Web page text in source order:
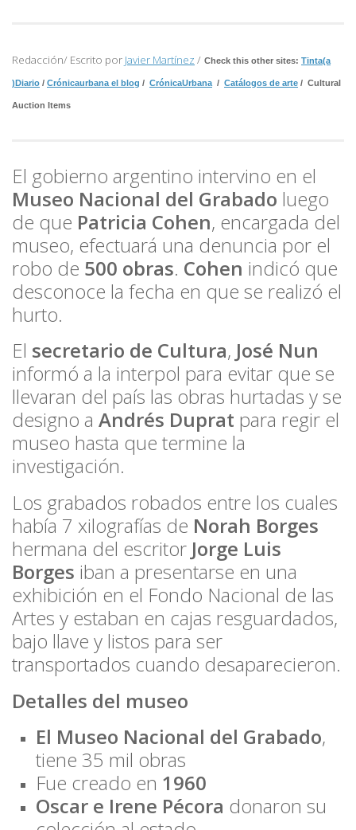
Redacción/ Escrito por Javier Martínez / Check this other sites: Tinta(a
)Diario / Crónicaurbana el blog / CrónicaUrbana / Catálogos de arte / Cultural
Auction Items
El gobierno argentino intervino en el
Museo Nacional del Grabado luego
de que Patricia Cohen, encargada del
museo, efectuará una denuncia por el
robo de 500 obras. Cohen indicó que
desconoce la fecha en que se realizó el
hurto.
El secretario de Cultura, José Nun
informó a la interpol para evitar que se
llevaran del país las obras hurtadas y se
designo a Andrés Duprat para regir el
museo hasta que termine la
investigación.
Los grabados robados entre los cuales
había 7 xilografías de Norah Borges
hermana del escritor Jorge Luis
Borges iban a presentarse en una
exhibición en el Fondo Nacional de las
Artes y estaban en cajas resguardados,
bajo llave y listos para ser
transportados cuando desaparecieron.
Detalles del museo
El Museo Nacional del Grabado,
tiene 35 mil obras
Fue creado en 1960
Oscar e Irene Pécora donaron su